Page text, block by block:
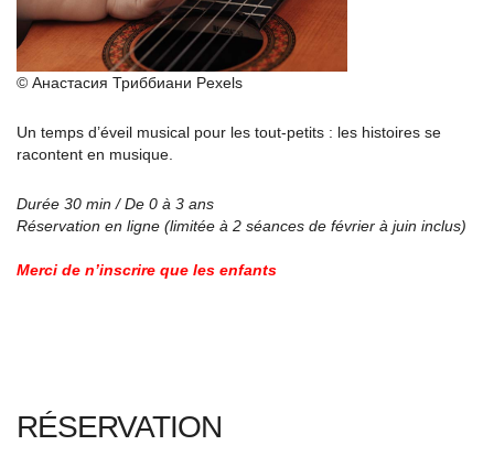
© Анастасия Триббиани Pexels
Un temps d’éveil musical pour les tout-petits : les histoires se
racontent en musique.
Durée 30 min / De 0 à 3 ans
Réservation en ligne (limitée à 2 séances de février à juin inclus)
Merci de n’inscrire que les enfants
RÉSERVATION